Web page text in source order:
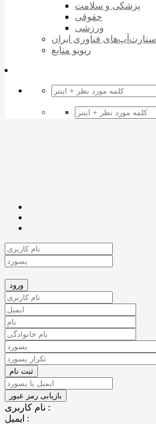
پزشکی و سلامت
حقوقی
ورزشی
استارت‌آپ‌های فناوری ایران
ریویو منابع
نام کاربری :
ایمیل :